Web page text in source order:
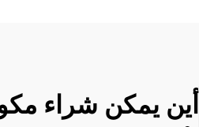
أين يمكن شراء